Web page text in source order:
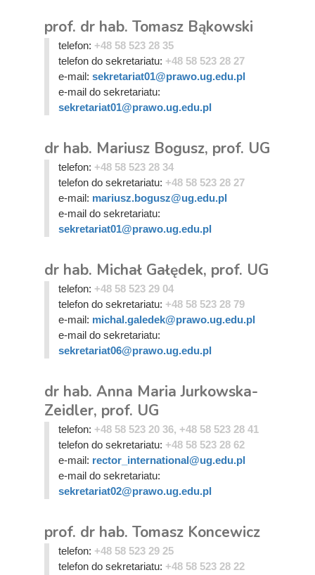
prof. dr hab. Tomasz Bąkowski
telefon: +48 58 523 28 35
telefon do sekretariatu: +48 58 523 28 27
e-mail: sekretariat01@prawo.ug.edu.pl
e-mail do sekretariatu:
sekretariat01@prawo.ug.edu.pl
dr hab. Mariusz Bogusz, prof. UG
telefon: +48 58 523 28 34
telefon do sekretariatu: +48 58 523 28 27
e-mail: mariusz.bogusz@ug.edu.pl
e-mail do sekretariatu:
sekretariat01@prawo.ug.edu.pl
dr hab. Michał Gałędek, prof. UG
telefon: +48 58 523 29 04
telefon do sekretariatu: +48 58 523 28 79
e-mail: michal.galedek@prawo.ug.edu.pl
e-mail do sekretariatu:
sekretariat06@prawo.ug.edu.pl
dr hab. Anna Maria Jurkowska-
Zeidler, prof. UG
telefon: +48 58 523 20 36, +48 58 523 28 41
telefon do sekretariatu: +48 58 523 28 62
e-mail: rector_international@ug.edu.pl
e-mail do sekretariatu:
sekretariat02@prawo.ug.edu.pl
prof. dr hab. Tomasz Koncewicz
telefon: +48 58 523 29 25
telefon do sekretariatu: +48 58 523 28 22